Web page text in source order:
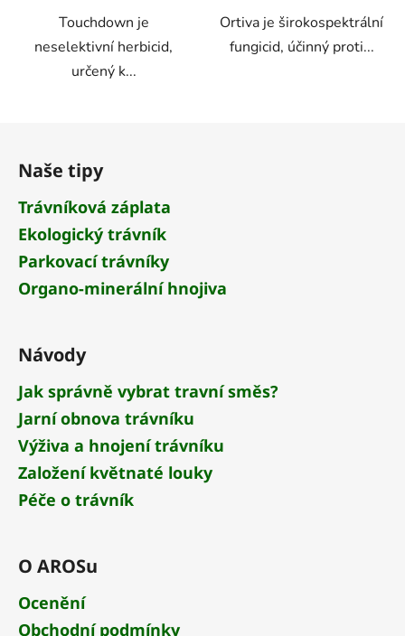
Touchdown je
neselektivní herbicid,
určený k...
Ortiva je širokospektrální
fungicid, účinný proti...
Naše tipy
Trávníková záplata
Ekologický trávník
Parkovací trávníky
Organo-minerální hnojiva
Návody
Jak správně vybrat travní směs?
Jarní obnova trávníku
Výživa a hnojení trávníku
Založení květnaté louky
Péče o trávník
O AROSu
Ocenění
Obchodní podmínky